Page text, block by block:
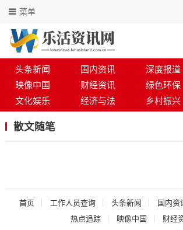
菜单
头条新闻 国内资讯 深度报道
映像中国
财经资讯 绿色环保
文化娱乐
经济与法 乡村振兴
散文随笔
首页 工作人员查询 头条新闻 国内资
热点追踪
映像中国 财经